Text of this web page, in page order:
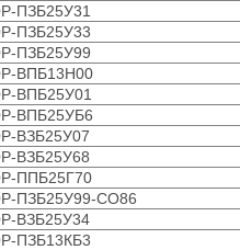
ПЗБ25У31
ПЗБ25У33
ПЗБ25У99
ВПБ13Н00
ВПБ25У01
ВПБ25УБ6
ВЗБ25У07
ВЗБ25У68
ППБ25Г70
ПЗБ25У99-СО86
ВЗБ25У34
ПЗБ13КБ3